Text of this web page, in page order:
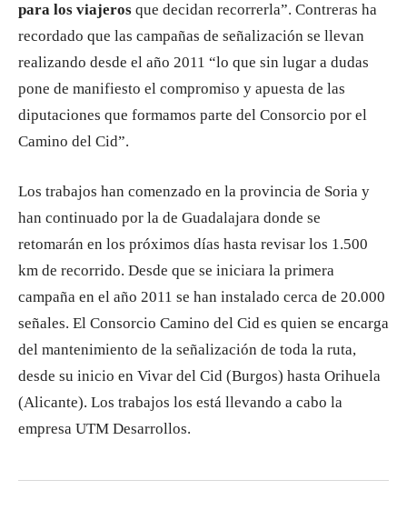
para los viajeros que decidan recorrerla”. Contreras ha
recordado que las campañas de señalización se llevan
realizando desde el año 2011 “lo que sin lugar a dudas
pone de manifiesto el compromiso y apuesta de las
diputaciones que formamos parte del Consorcio por el
Camino del Cid”.
Los trabajos han comenzado en la provincia de Soria y
han continuado por la de Guadalajara donde se
retomarán en los próximos días hasta revisar los 1.500
km de recorrido. Desde que se iniciara la primera
campaña en el año 2011 se han instalado cerca de 20.000
señales. El Consorcio Camino del Cid es quien se encarga
del mantenimiento de la señalización de toda la ruta,
desde su inicio en Vivar del Cid (Burgos) hasta Orihuela
(Alicante). Los trabajos los está llevando a cabo la
empresa UTM Desarrollos.